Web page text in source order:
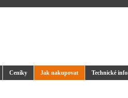
Ceníky Jak nakupovat Technické